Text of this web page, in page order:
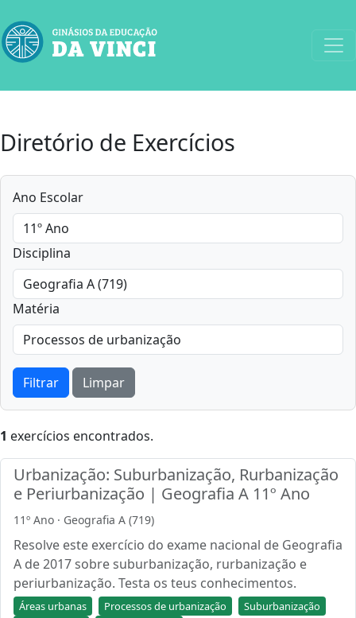
Diretório de Exercícios
Ano Escolar
Disciplina
Matéria
Filtrar Limpar
1 exercícios encontrados.
Urbanização: Suburbanização, Rurbanização
e Periurbanização | Geografia A 11º Ano
11º Ano · Geografia A (719)
Resolve este exercício do exame nacional de Geografia
A de 2017 sobre suburbanização, rurbanização e
periurbanização. Testa os teus conhecimentos.
Áreas urbanas Processos de urbanização
Suburbanização